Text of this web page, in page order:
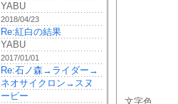
YABU
2018/04/23
Re:紅白の結果
YABU
2017/01/01
Re:石ノ森→ライダー→
ネオサイクロン→スヌ
ーピー
文字色